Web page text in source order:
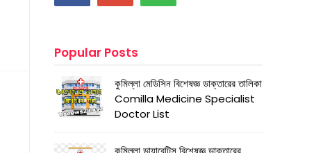
Popular Posts
কুমিল্লা মেডিসিন বিশেষজ্ঞ ডাক্তারের তালিকা
Comilla Medicine Specialist
Doctor List